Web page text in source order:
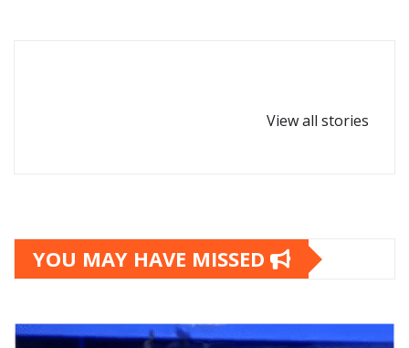
View all stories
से इंसान को देख लेता
YOU MAY HAVE MISSED